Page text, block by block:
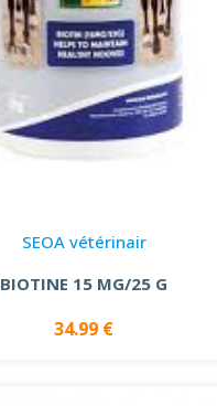
SEOA vétérinair
BIOTINE 15 MG/25 G
34.99 €